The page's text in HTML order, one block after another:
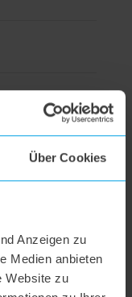
Über Cookies
Anzeigen zu
Medien anbieten
Website zu